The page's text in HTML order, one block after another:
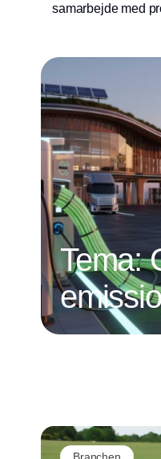
samarbejde med
Tema: